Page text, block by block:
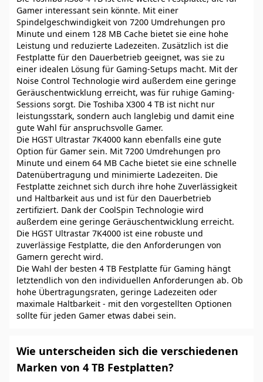
Gamer interessant sein könnte. Mit einer
Spindelgeschwindigkeit von 7200 Umdrehungen pro
Minute und einem 128 MB Cache bietet sie eine hohe
Leistung und reduzierte Ladezeiten. Zusätzlich ist die
Festplatte für den Dauerbetrieb geeignet, was sie zu
einer idealen Lösung für Gaming-Setups macht. Mit der
Noise Control Technologie wird außerdem eine geringe
Geräuschentwicklung erreicht, was für ruhige Gaming-
Sessions sorgt. Die Toshiba X300 4 TB ist nicht nur
leistungsstark, sondern auch langlebig und damit eine
gute Wahl für anspruchsvolle Gamer.
Die HGST Ultrastar 7K4000 kann ebenfalls eine gute
Option für Gamer sein. Mit 7200 Umdrehungen pro
Minute und einem 64 MB Cache bietet sie eine schnelle
Datenübertragung und minimierte Ladezeiten. Die
Festplatte zeichnet sich durch ihre hohe Zuverlässigkeit
und Haltbarkeit aus und ist für den Dauerbetrieb
zertifiziert. Dank der CoolSpin Technologie wird
außerdem eine geringe Geräuschentwicklung erreicht.
Die HGST Ultrastar 7K4000 ist eine robuste und
zuverlässige Festplatte, die den Anforderungen von
Gamern gerecht wird.
Die Wahl der besten 4 TB Festplatte für Gaming hängt
letztendlich von den individuellen Anforderungen ab. Ob
hohe Übertragungsraten, geringe Ladezeiten oder
maximale Haltbarkeit - mit den vorgestellten Optionen
sollte für jeden Gamer etwas dabei sein.
Wie unterscheiden sich die verschiedenen
Marken von 4 TB Festplatten?